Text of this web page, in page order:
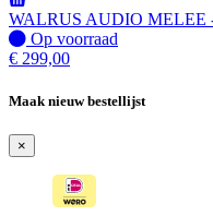
verzonden
wanneer
beschikbaar
WALRUS AUDIO MELEE
Op
voorraad
Op voorraad
€ 299,00
Maak nieuw bestellijst
×